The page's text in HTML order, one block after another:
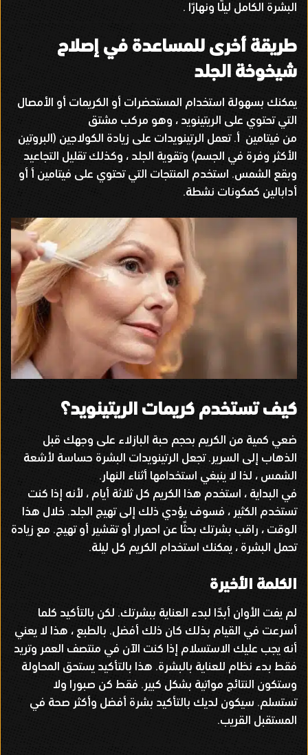
البشرة الكامل ليلًا ونهارًا .
طريقة أخرى للمساعدة في إصلاح
شيخوخة الجلد
يمكنك بسهولة استخدام المستحضرات أو الكريمات أو الأمصال
التي تحتوي على الريتينويد ، وهو مركب مشتق
من فيتامين أ.تعمل الرتينويدات على زيادة الكولاجين (البروتين
الأكثر وفرة في الجسم) وتقوية الجلد ، وكذلك تقليل التجاعيد
وبقع الشمس. استخدم المنتجات التي تحتوي على فيتامين أ أو
أدابالين كمكونات نشطة.
كيف تستخدم كريمات الريتينويد؟
ضعي كمية من الكريم بحجم حبة البازلاء على وجهك قبل
الذهاب إلى السرير.تجعل الرتينويدات البشرة حساسة لأشعة
الشمس ، لذا لا ينبغي استخدامها أثناء النهار.
في البداية ، استخدم هذا الكريم كل ثلاثة أيام ، لأنه إذا كنت
تستخدم الكثير ، فسوف يؤدي ذلك إلى تهيج الجلد. خلال هذا
الوقت ، راقب بشرتك بحثًا عن احمرار أو تقشير أو تهيج. مع زيادة
تحمل البشرة ، يمكنك استخدام الكريم كل ليلة.
الكلمة الأخيرة
لم يفت الأوان أبدًا لبدء العناية ببشرتك. لكن بالتأكيد كلما
أسرعت في القيام بذلك كان ذلك أفضل. بالطبع ، هذا لا يعني
أنه يجب عليك الاستسلام إذا كنت الآن في منتصف العمر وتريد
فقط بدء نظام للعناية بالبشرة. هذا بالتأكيد يستحق المحاولة
وستكون النتائج مواتية بشكل كبير. فقط كن صبورا ولا
تستسلم. سيكون لديك بالتأكيد بشرة أفضل وأكثر صحة في
المستقبل القريب.